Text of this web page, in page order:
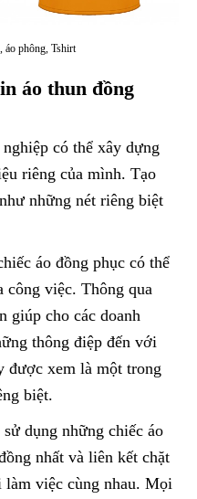
áo phông, Tshirt
áo thun đồng
có thể xây dựng
riêng của mình. Tạo
những nét riêng biệt
áo đồng phục có thể
công việc. Thông qua
giúp cho các doanh
thông điệp đến với
được xem là một trong
biệt.
dụng những chiếc áo
nhất và liên kết chặt
việc cùng nhau. Mọi